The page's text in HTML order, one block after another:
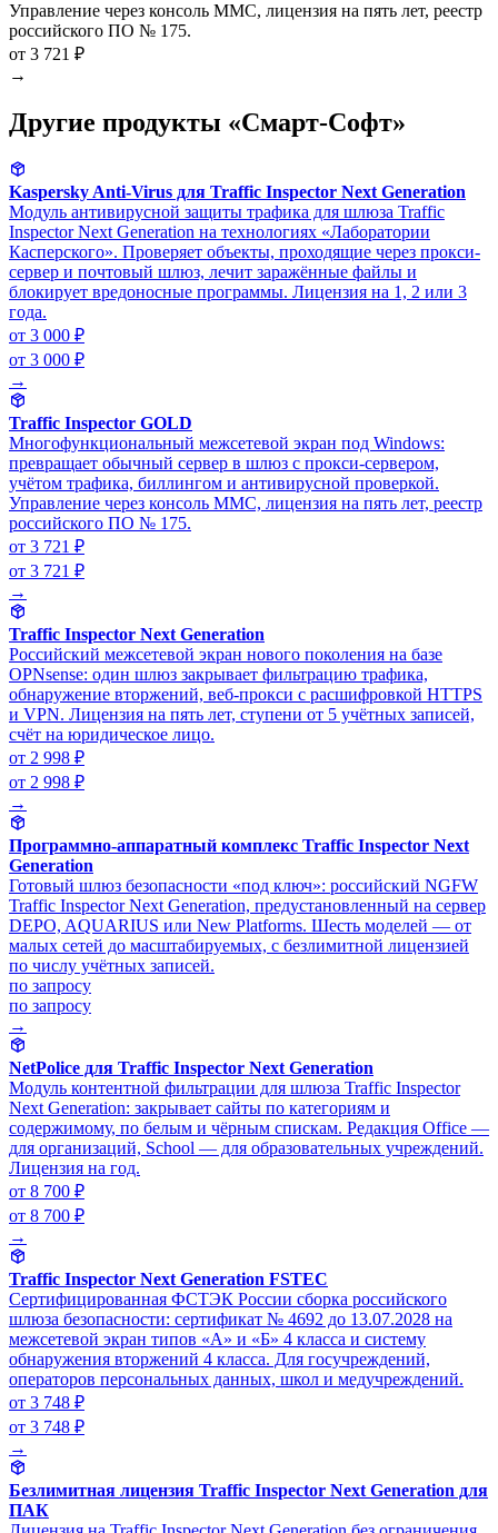
Управление через консоль MMC, лицензия на пять лет, реестр
российского ПО № 175.
от 3 721 ₽
→
Другие продукты «Смарт-Софт»
Kaspersky Anti-Virus для Traffic Inspector Next Generation
Модуль антивирусной защиты трафика для шлюза Traffic
Inspector Next Generation на технологиях «Лаборатории
Касперского». Проверяет объекты, проходящие через прокси-
сервер и почтовый шлюз, лечит заражённые файлы и
блокирует вредоносные программы. Лицензия на 1, 2 или 3
года.
от 3 000 ₽
от 3 000 ₽
→
Traffic Inspector GOLD
Многофункциональный межсетевой экран под Windows:
превращает обычный сервер в шлюз с прокси-сервером,
учётом трафика, биллингом и антивирусной проверкой.
Управление через консоль MMC, лицензия на пять лет, реестр
российского ПО № 175.
от 3 721 ₽
от 3 721 ₽
→
Traffic Inspector Next Generation
Российский межсетевой экран нового поколения на базе
OPNsense: один шлюз закрывает фильтрацию трафика,
обнаружение вторжений, веб-прокси с расшифровкой HTTPS
и VPN. Лицензия на пять лет, ступени от 5 учётных записей,
счёт на юридическое лицо.
от 2 998 ₽
от 2 998 ₽
→
Программно-аппаратный комплекс Traffic Inspector Next
Generation
Готовый шлюз безопасности «под ключ»: российский NGFW
Traffic Inspector Next Generation, предустановленный на сервер
DEPO, AQUARIUS или New Platforms. Шесть моделей — от
малых сетей до масштабируемых, с безлимитной лицензией
по числу учётных записей.
по запросу
по запросу
→
NetPolice для Traffic Inspector Next Generation
Модуль контентной фильтрации для шлюза Traffic Inspector
Next Generation: закрывает сайты по категориям и
содержимому, по белым и чёрным спискам. Редакция Office —
для организаций, School — для образовательных учреждений.
Лицензия на год.
от 8 700 ₽
от 8 700 ₽
→
Traffic Inspector Next Generation FSTEC
Сертифицированная ФСТЭК России сборка российского
шлюза безопасности: сертификат № 4692 до 13.07.2028 на
межсетевой экран типов «А» и «Б» 4 класса и систему
обнаружения вторжений 4 класса. Для госучреждений,
операторов персональных данных, школ и медучреждений.
от 3 748 ₽
от 3 748 ₽
→
Безлимитная лицензия Traffic Inspector Next Generation для
ПАК